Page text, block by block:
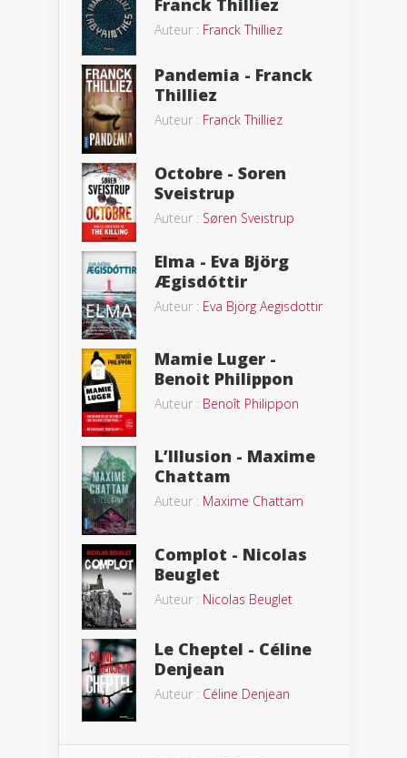
Franck Thilliez
Auteur : Franck Thilliez
Pandemia - Franck
Thilliez
Auteur : Franck Thilliez
Octobre - Soren
Sveistrup
Auteur : Søren Sveistrup
Elma - Eva Björg
Ægisdóttir
Auteur : Eva Björg Aegisdottir
Mamie Luger -
Benoit Philippon
Auteur : Benoît Philippon
L’Illusion - Maxime
Chattam
Auteur : Maxime Chattam
Complot - Nicolas
Beuglet
Auteur : Nicolas Beuglet
Le Cheptel - Céline
Denjean
Auteur : Céline Denjean